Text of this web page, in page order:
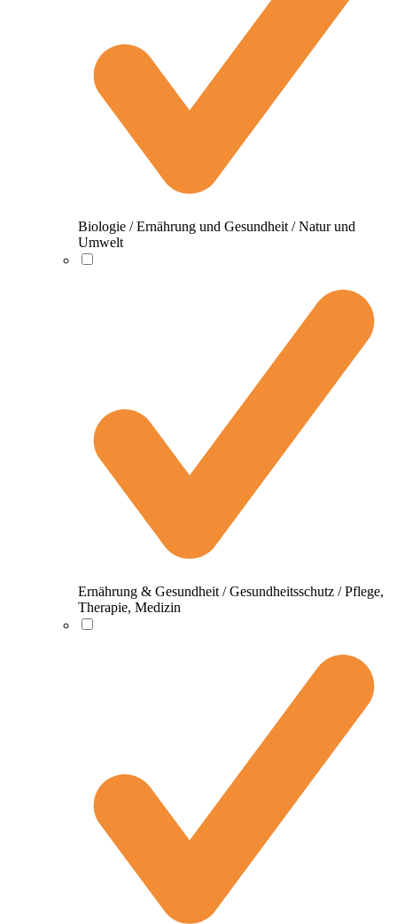
Biologie / Ernährung und Gesundheit / Natur und
Umwelt
Ernährung & Gesundheit / Gesundheitsschutz / Pflege,
Therapie, Medizin